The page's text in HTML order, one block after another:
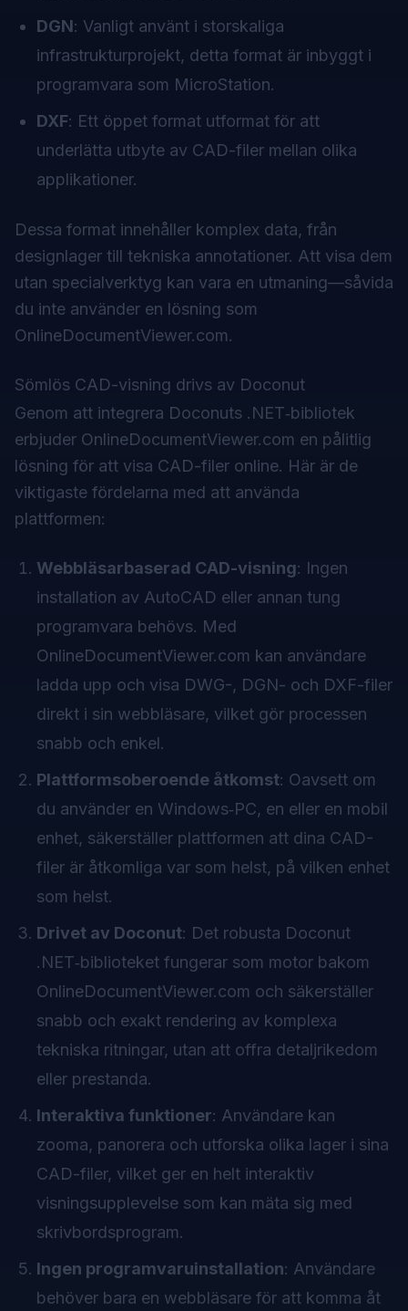
DGN: Vanligt använt i storskaliga
infrastrukturprojekt, detta format är inbyggt i
programvara som MicroStation.
DXF: Ett öppet format utformat för att
underlätta utbyte av CAD-filer mellan olika
applikationer.
Dessa format innehåller komplex data, från
designlager till tekniska annotationer. Att visa dem
utan specialverktyg kan vara en utmaning—såvida
du inte använder en lösning som
OnlineDocumentViewer.com.
Sömlös CAD-visning drivs av Doconut
Genom att integrera Doconuts .NET‑bibliotek
erbjuder OnlineDocumentViewer.com en pålitlig
lösning för att visa CAD-filer online. Här är de
viktigaste fördelarna med att använda
plattformen:
Webbläsarbaserad CAD-visning: Ingen
installation av AutoCAD eller annan tung
programvara behövs. Med
OnlineDocumentViewer.com kan användare
ladda upp och visa DWG-, DGN- och DXF-filer
direkt i sin webbläsare, vilket gör processen
snabb och enkel.
Plattformsoberoende åtkomst: Oavsett om
du använder en Windows‑PC, en eller en mobil
enhet, säkerställer plattformen att dina CAD-
filer är åtkomliga var som helst, på vilken enhet
som helst.
Drivet av Doconut: Det robusta Doconut
.NET‑biblioteket fungerar som motor bakom
OnlineDocumentViewer.com och säkerställer
snabb och exakt rendering av komplexa
tekniska ritningar, utan att offra detaljrikedom
eller prestanda.
Interaktiva funktioner: Användare kan
zooma, panorera och utforska olika lager i sina
CAD-filer, vilket ger en helt interaktiv
visningsupplevelse som kan mäta sig med
skrivbordsprogram.
Ingen programvaruinstallation: Användare
behöver bara en webbläsare för att komma åt